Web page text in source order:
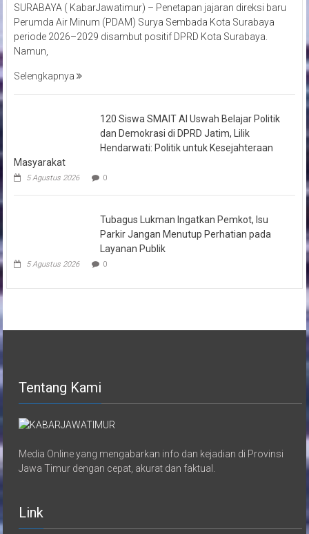
SURABAYA ( KabarJawatimur) – Penetapan jajaran direksi baru
Perumda Air Minum (PDAM) Surya Sembada Kota Surabaya
periode 2026–2029 disambut positif DPRD Kota Surabaya.
Namun,
Selengkapnya
120 Siswa SMAIT Al Uswah Belajar Politik
dan Demokrasi di DPRD Jatim, Lilik
Hendarwati: Politik untuk Kesejahteraan
Masyarakat
5 Agustus 2026 0
Tubagus Lukman Ingatkan Pemkot, Isu
Parkir Jangan Menutup Perhatian pada
Layanan Publik
5 Agustus 2026 0
Tentang Kami
Media Online yang mengabarkan info dan kejadian di Provinsi
Jawa Timur dengan cepat, akurat dan faktual.
Link